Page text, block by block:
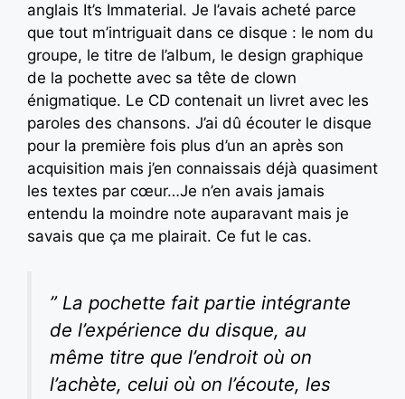
anglais It’s Immaterial. Je l’avais acheté parce
que tout m’intriguait dans ce disque : le nom du
groupe, le titre de l’album, le design graphique
de la pochette avec sa tête de clown
énigmatique. Le CD contenait un livret avec les
paroles des chansons. J’ai dû écouter le disque
pour la première fois plus d’un an après son
acquisition mais j’en connaissais déjà quasiment
les textes par cœur…Je n’en avais jamais
entendu la moindre note auparavant mais je
savais que ça me plairait. Ce fut le cas.
” La pochette fait partie intégrante
de l’expérience du disque, au
même titre que l’endroit où on
l’achète, celui où on l’écoute, les